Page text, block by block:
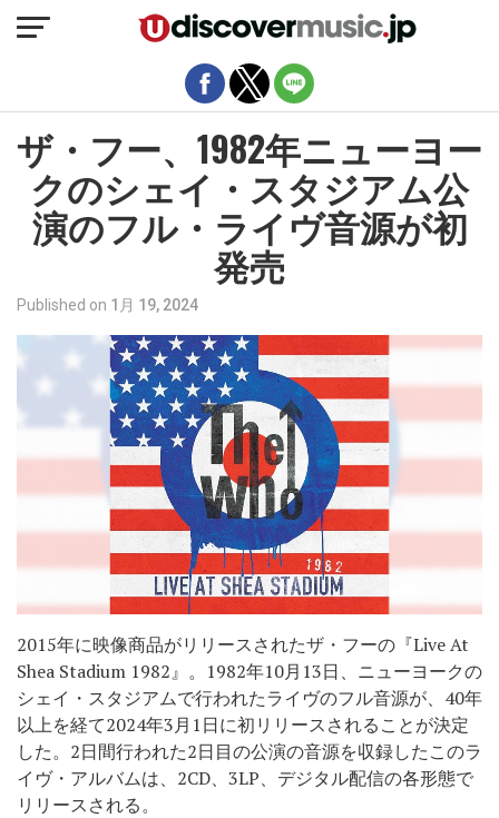
ザ・フー、1982年ニューヨー
クのシェイ・スタジアム公
演のフル・ライヴ音源が初
発売
Published on 1月 19, 2024
2015年に映像商品がリリースされたザ・フーの『Live At
Shea Stadium 1982』。1982年10月13日、ニューヨークの
シェイ・スタジアムで行われたライヴのフル音源が、40年
以上を経て2024年3月1日に初リリースされることが決定
した。2日間行われた2日目の公演の音源を収録したこのラ
イヴ・アルバムは、2CD、3LP、デジタル配信の各形態で
リリースされる。
モバイルバージョンを終了